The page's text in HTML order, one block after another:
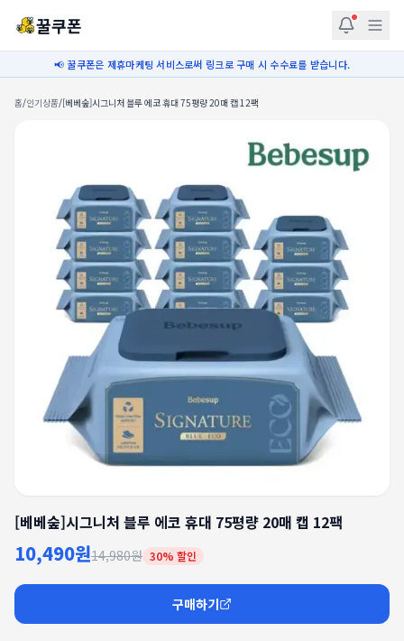
꿀쿠폰
📢 꿀쿠폰은 제휴마케팅 서비스로써 링크로 구매 시 수수료를 받습니다.
홈/인기상품/[베베숲]시그니처 블루 에코 휴대 75평량 20매 캡 12팩
[베베숲]시그니처 블루 에코 휴대 75평량 20매 캡 12팩
10,490원14,980원 30% 할인
구매하기